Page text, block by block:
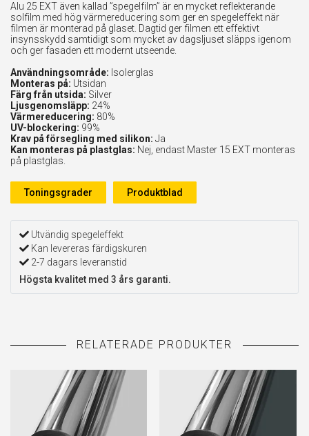
Alu 25 EXT även kallad ”spegelfilm” är en mycket reflekterande
solfilm med hög värmereducering som ger en spegeleffekt när
filmen är monterad på glaset. Dagtid ger filmen ett effektivt
insynsskydd samtidigt som mycket av dagsljuset släpps igenom
och ger fasaden ett modernt utseende.
Användningsområde: Isolerglas
Monteras på: Utsidan
Färg från utsida: Silver
Ljusgenomsläpp: 24%
Värmereducering: 80%
UV-blockering: 99%
Krav på försegling med silikon: Ja
Kan monteras på plastglas: Nej, endast Master 15 EXT monteras
på plastglas.
Toningsgrader Produktblad
Utvändig spegeleffekt
Kan levereras färdigskuren
2-7 dagars leveranstid
Högsta kvalitet med 3 års garanti.